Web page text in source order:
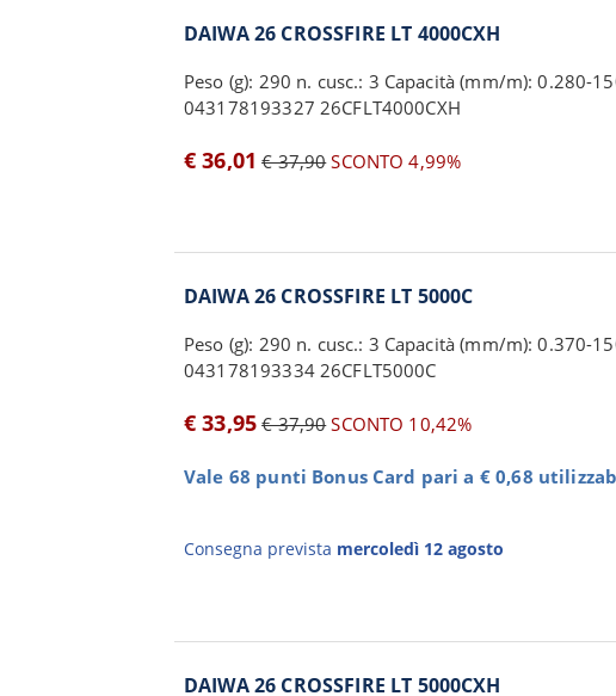
DAIWA 26 CROSSFIRE LT 4000CXH
Peso (g): 290 n. cusc.: 3 Capacità (mm/m): 0.280-
043178193327 26CFLT4000CXH
€ 36,01 € 37,90SCONTO 4,99%
DAIWA 26 CROSSFIRE LT 5000C
Peso (g): 290 n. cusc.: 3 Capacità (mm/m): 0.370-
043178193334 26CFLT5000C
€ 33,95 € 37,90SCONTO 10,42%
Vale 68 punti Bonus Card pari a € 0,68
Consegna prevista mercoledì 12 agosto
DAIWA 26 CROSSFIRE LT 5000CXH